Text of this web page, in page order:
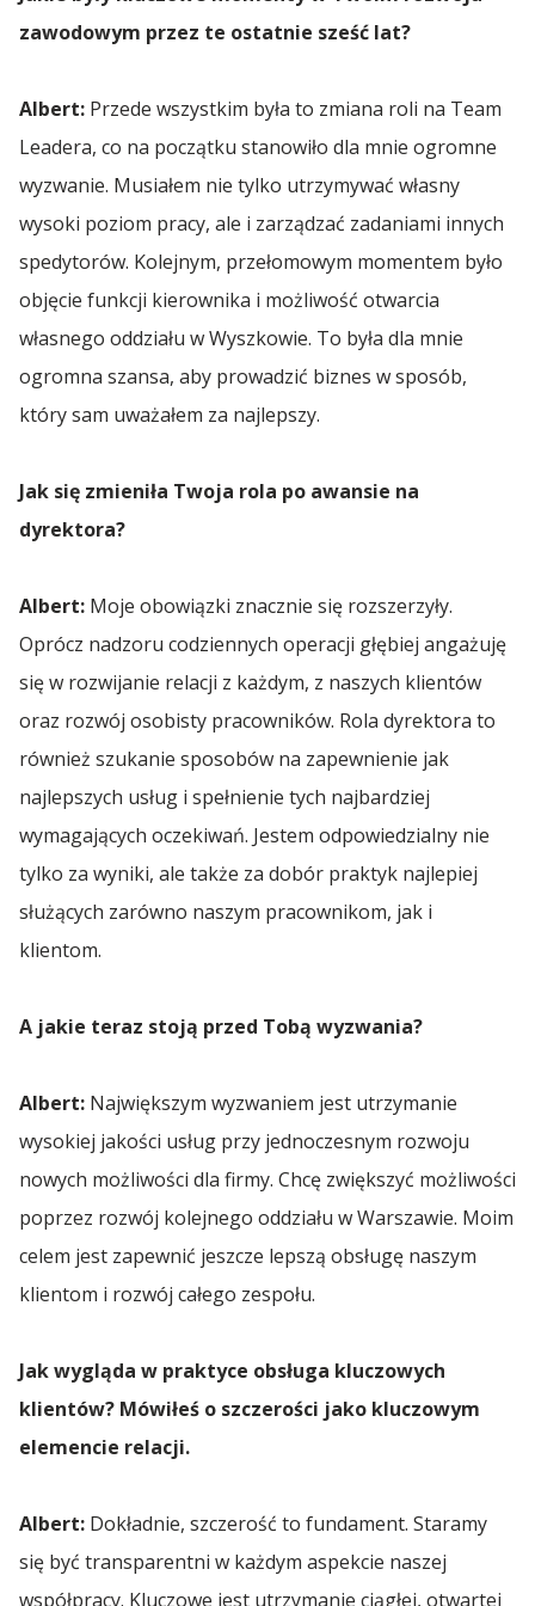
Transport Polska Litwa
Transport Polska Luksemburg
Transport Polska Malta
Transport Polska Monako
Transport Polska Mołdawia
Transport Polska Niemcy
Transport Polska Portugalia
Transport Polska Rumunia
Transport Polska Serbia
Transport Polska Skandynawia
Transport Polska Szwecja
Transport Polska Turcja
Transport Polska Ukraina
Transport Polska Włochy
Transport Polska Łotwa
Transport Polska – Szwajcaria | Spedycja do
Szwajcarii
Transport na Lawecie
Transport Nadwozia
Transport Lakierów Samochodowych
Transport Akcesoriów Samochodowych
Transport Foteli Samochodowych
Transport Samochodów
Transport Selfstorage
Transport na Lawecie
Transport Lakierów Samochodowych
Transport Akcesoriów Samochodowych
Transport Maszyn Rolniczych
Transport Części Samochodowych
Transport Samochodów
Transport Spożywczy
Transport Napojów
Transport Soków
Transport FMCG - Fast Moving Consumer
Transport Owoców
Transport Chłodniczy
Transport Zboża
Transport Mięsa
Transport Surowców
Transport Miedzi
Transport Stali
Transport Towarów High Value
Transport Lotniczy
Transport Militarny
Transport Morski
Transport Multimodalny
Transport Ponadgabarytowy
Transport Przemysłowy
Transport Samochodowy
Spedycja Oleśnica
Spedycja Opole
Spedycja Ostrów Wielkopolski
Spedycja Piotrków Trybunalski
Spedycja Rumunia 🇷🇴
Spedycja Starachowice
Spedycja Szczecin
Spedycja Toruń
Spedycja Warszawa
Spedycja Wypędy
Spedycja Wyszków
Spedycja Włocławek
Spedycja Zielona Góra
Łańcuch dostaw — definicja, rodzaje oraz metody
...więcej artykułów
The Avenue
Omida Open
Omida Team - Siatkówka
Hospicyjnej
Białe Lwy
Wsparcie AWFiS
Hospicjum Dutkiewicza
Półfinał Tenisa Stołowego SuperLiga
Sharp Run 2023
Yacht Club Sopot 2
Albert Jachimowski
Mera Golf Cup SPA 23
Diamenty Forbes 2023
Gryf Gospodarczy 2022
Przetargi
Prezentacja firmy
zawodowym przez te ostatnie sześć lat?
Albert: Przede wszystkim była to zmiana roli na Team
Leadera, co na początku stanowiło dla mnie ogromne
wyzwanie. Musiałem nie tylko utrzymywać własny
wysoki poziom pracy, ale i zarządzać zadaniami innych
spedytorów. Kolejnym, przełomowym momentem było
objęcie funkcji kierownika i możliwość otwarcia
własnego oddziału w Wyszkowie. To była dla mnie
ogromna szansa, aby prowadzić biznes w sposób,
który sam uważałem za najlepszy.
Jak się zmieniła Twoja rola po awansie na
dyrektora?
Albert: Moje obowiązki znacznie się rozszerzyły.
Oprócz nadzoru codziennych operacji głębiej angażuję
się w rozwijanie relacji z każdym, z naszych klientów
oraz rozwój osobisty pracowników. Rola dyrektora to
również szukanie sposobów na zapewnienie jak
najlepszych usług i spełnienie tych najbardziej
wymagających oczekiwań. Jestem odpowiedzialny nie
tylko za wyniki, ale także za dobór praktyk najlepiej
służących zarówno naszym pracownikom, jak i
klientom.
A jakie teraz stoją przed Tobą wyzwania?
Albert: Największym wyzwaniem jest utrzymanie
wysokiej jakości usług przy jednoczesnym rozwoju
nowych możliwości dla firmy. Chcę zwiększyć możliwości
poprzez rozwój kolejnego oddziału w Warszawie. Moim
celem jest zapewnić jeszcze lepszą obsługę naszym
klientom i rozwój całego zespołu.
Jak wygląda w praktyce obsługa kluczowych
klientów? Mówiłeś o szczerości jako kluczowym
elemencie relacji.
Albert: Dokładnie, szczerość to fundament. Staramy
się być transparentni w każdym aspekcie naszej
współpracy. Kluczowe jest utrzymanie ciągłej, otwartej